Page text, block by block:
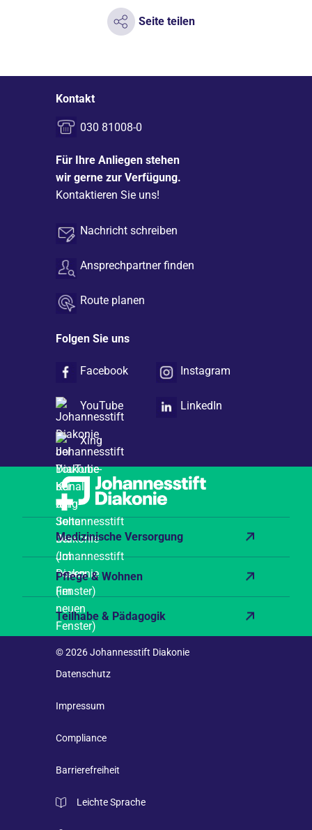
Seite teilen
Kontakt
030 81008-0
Für Ihre Anliegen stehen
wir gerne zur Verfügung.
Kontaktieren Sie uns!
Nachricht schreiben
Ansprechpartner finden
Route planen
Folgen Sie uns
Facebook Instagram
YouTube LinkedIn
Xing
Medizinische Versorgung
Pflege & Wohnen
Teilhabe & Pädagogik
© 2026 Johannesstift Diakonie
Datenschutz
Impressum
Compliance
Barrierefreiheit
Leichte Sprache